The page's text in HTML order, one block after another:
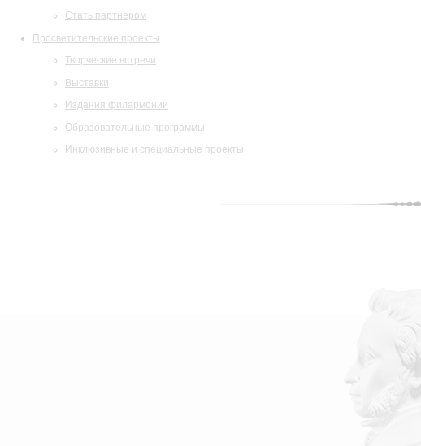
Стать партнером
Просветительские проекты
Творческие встречи
Выставки
Издания филармонии
Образовательные программы
Инклюзивные и специальные проекты